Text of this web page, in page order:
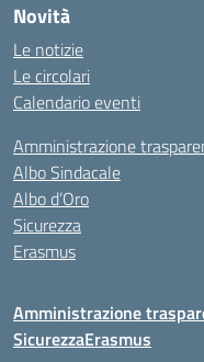
Novità
Le notizie
Le circolari
Calendario eventi
Amministrazione
Albo Sindacale
Albo d’Oro
Sicurezza
Erasmus
Amministrazione
SicurezzaErasmus